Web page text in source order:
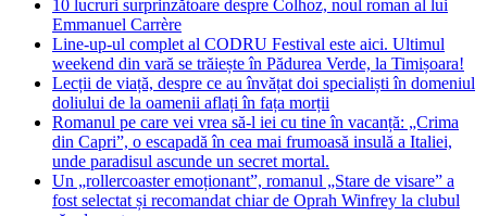
10 lucruri surprinzătoare despre Colhoz, noul roman al lui
Emmanuel Carrère
Line-up-ul complet al CODRU Festival este aici. Ultimul
weekend din vară se trăiește în Pădurea Verde, la Timișoara!
Lecții de viață, despre ce au învățat doi specialiști în domeniul
doliului de la oamenii aflați în fața morții
Romanul pe care vei vrea să-l iei cu tine în vacanță: „Crima
din Capri”, o escapadă în cea mai frumoasă insulă a Italiei,
unde paradisul ascunde un secret mortal.
Un „rollercoaster emoționant”, romanul „Stare de visare” a
fost selectat și recomandat chiar de Oprah Winfrey la clubul